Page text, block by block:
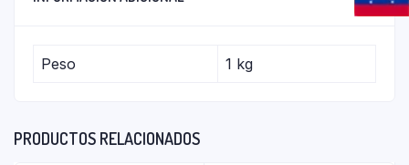
Peso 1 kg
PRODUCTOS RELACIONADOS